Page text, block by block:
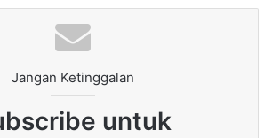
Jangan Ketinggalan
untuk